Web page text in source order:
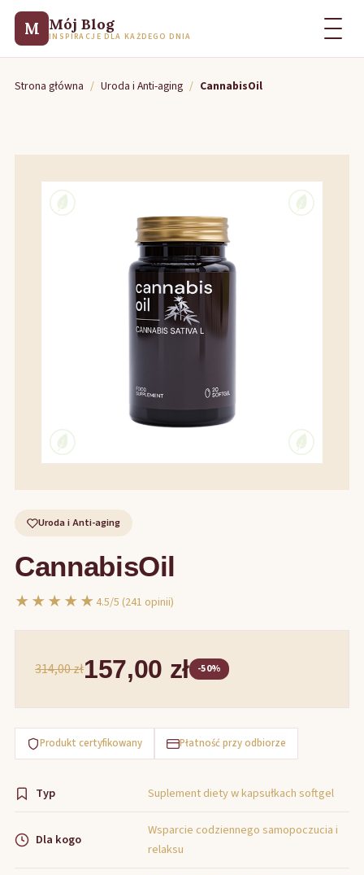
M Mój Blog
INSPIRACJE DLA KAŻDEGO DNIA
Strona główna / Uroda i Anti-aging / CannabisOil
Uroda i Anti-aging
CannabisOil
★★★★★4.5/5 (241 opinii)
314,00 zł157,00 zł -50%
Produkt certyfikowany Płatność przy odbiorze
Typ Suplement diety w kapsułkach softgel
Dla kogo
Wsparcie codziennego samopoczucia i
relaksu